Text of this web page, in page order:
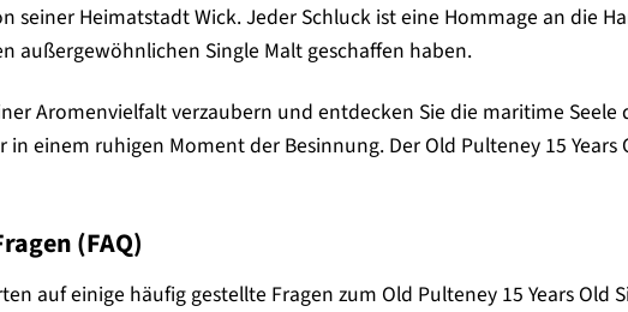
seiner Heimatstadt Wick. Jeder Schluck ist eine Hommage an die
außergewöhnlichen Single Malt geschaffen haben.
Aromenvielfalt verzaubern und entdecken Sie die maritime Seele
in einem ruhigen Moment der Besinnung. Der Old Pulteney 15
(FAQ)
auf einige häufig gestellte Fragen zum Old Pulteney 15 Years Old